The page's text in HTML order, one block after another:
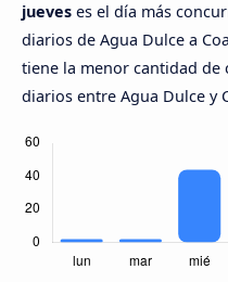
jueves es el día más
diarios de Agua Dulce a
tiene la menor cantidad de
diarios entre Agua Dulce y